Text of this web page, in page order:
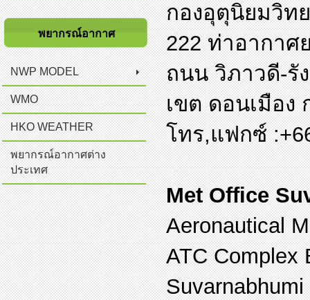
พยากรณ์อากาศ
NWP MODEL
WMO
HKO WEATHER
พยากรณ์อากาศต่าง
ประเทศ
กองอุตุนิยมวิท
222 ท่าอากาศ
ถนน วิภาวดี-รั
เขต ดอนเมือง
โทร,แฟกซ์
Met Office
Aeronautical
ATC Complex